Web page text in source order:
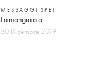
MESSAGGI SPEI
La mangiatoia
30 Dicembre 2019